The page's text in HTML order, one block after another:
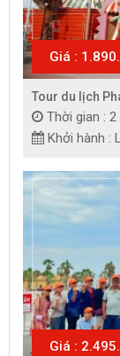
Giá :
Tour du lịch
Thời gian :
Khởi hành :
Giá :